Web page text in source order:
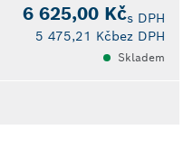
6 625,00 Kčs DPH
5 475,21 Kčbez DPH
Skladem